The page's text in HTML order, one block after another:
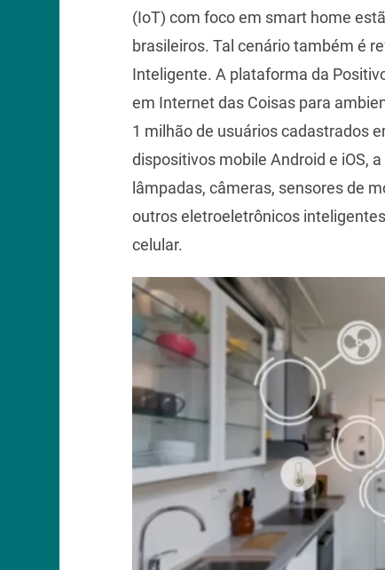
(IoT) com foco em smart home
brasileiros. Tal cenário também é
Inteligente. A plataforma da
em Internet das Coisas para
1 milhão de usuários cadastrados
dispositivos mobile Android e iOS,
lâmpadas, câmeras, sensores de
outros eletroeletrônicos
celular.